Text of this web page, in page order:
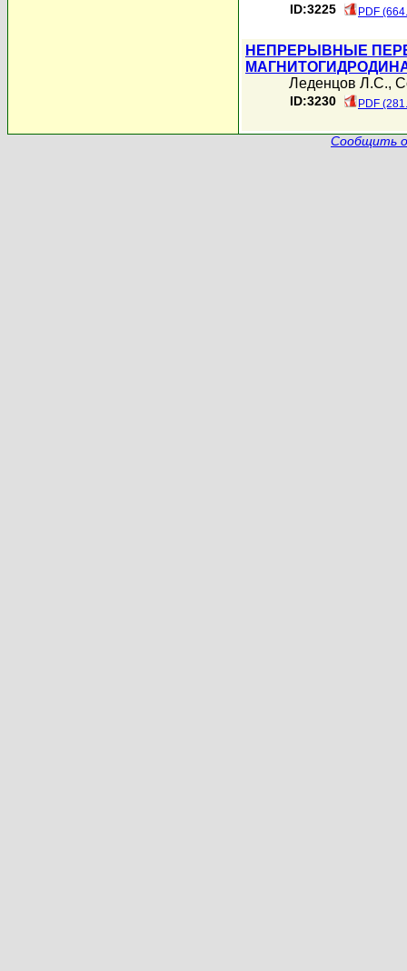
ID:3225 PDF
НЕПРЕРЫВНЫЕ
Леденцов Л.С.,
ID:3230 PDF
Сообщить о